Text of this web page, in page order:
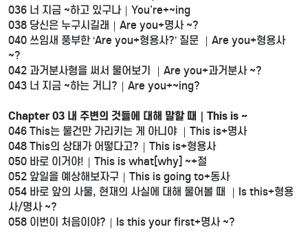
036 너 지금 ~하고 있구나｜You're+~ing
038 당신은 누구시길래｜Are you+명사 ~?
040 쓰임새 풍부한 ‘Are you+형용사?’ 질문 ｜Are you+형용사
~?
042 과거분사형을 써서 물어보기 ｜Are you+과거분사 ~?
043 너 지금 ~하는 거니?｜Are you+~ing?
Chapter 03 내 주변의 것들에 대해 말할 때｜This is ~
046 This는 물건만 가리키는 게 아니야 ｜This is+명사
048 This의 상태가 어떻다고?｜This is+형용사
050 바로 이거야!｜This is what[why] ~+절
052 앞일을 예상해보자구｜This is going to+동사
054 바로 앞의 사물, 현재의 사실에 대해 물어볼 때 ｜Is this+형용
사/명사 ~?
058 이번이 처음이야?｜Is this your first+명사 ~?